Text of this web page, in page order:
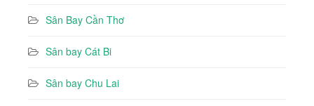
Sân Bay Cần Thơ
Sân bay Cát Bi
Sân bay Chu Lai